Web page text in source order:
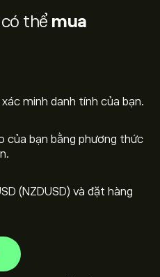
thể mua
minh danh tính của bạn.
của bạn bằng phương thức
(NZDUSD) và đặt hàng